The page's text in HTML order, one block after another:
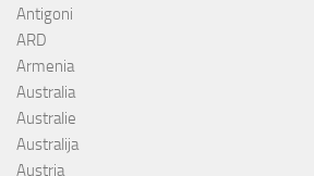
Antigoni
ARD
Armenia
Australia
Australie
Australija
Austria